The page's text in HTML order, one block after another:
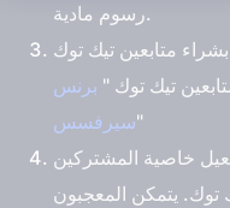
رسوم مادية.
متابعين تيك توك
تيك توك " برنس
سيرفسس"
خاصية المشتركين
يتمكن المعجبون